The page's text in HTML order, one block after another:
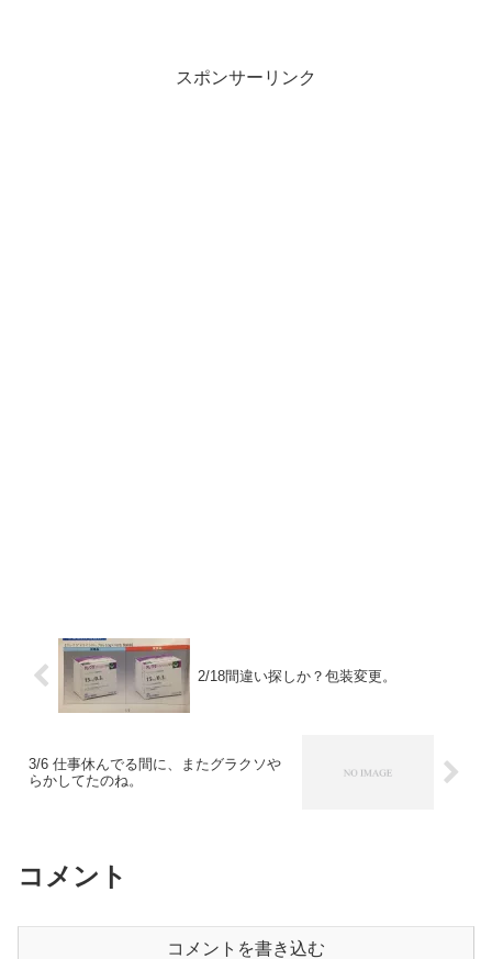
スポンサーリンク
2/18間違い探しか？包装変更。
3/6 仕事休んでる間に、またグラクソや
らかしてたのね。
コメント
コメントを書き込む